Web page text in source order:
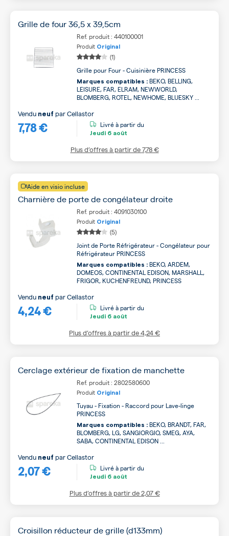
Grille de four 36,5 x 39,5cm
Ref. produit : 440100001
Produit Original
(1)
Grille pour Four - Cuisinière PRINCESS
Marques compatibles : BEKO, BELLING,
LEISURE, FAR, ELRAM, NEWWORLD,
BLOMBERG, ROTEL, NEWHOME, BLUESKY ...
7,78 €
Vendu neuf parCellastor
Livré à partir du
Jeudi 6 août
Plus d’offres à partir de7,78 €
Aide en visio incluse
Charnière de porte de congélateur droite
Ref. produit : 4091030100
Produit Original
(5)
Joint de Porte Réfrigérateur - Congélateur pour
Réfrigérateur PRINCESS
Marques compatibles : BEKO, ARDEM,
DOMEOS, CONTINENTAL EDISON, MARSHALL,
FRIGOR, KUCHENFREUND, PRINCESS
4,24 €
Vendu neuf parCellastor
Livré à partir du
Jeudi 6 août
Plus d’offres à partir de4,24 €
Cerclage extérieur de fixation de manchette
Ref. produit : 2802580600
Produit Original
Tuyau - Fixation - Raccord pour Lave-linge
PRINCESS
Marques compatibles : BEKO, BRANDT, FAR,
BLOMBERG, LG, SANGIORGIO, SMEG, AYA,
SABA, CONTINENTAL EDISON ...
2,07 €
Vendu neuf parCellastor
Livré à partir du
Jeudi 6 août
Plus d’offres à partir de2,07 €
Croisillon réducteur de grille (d133mm)